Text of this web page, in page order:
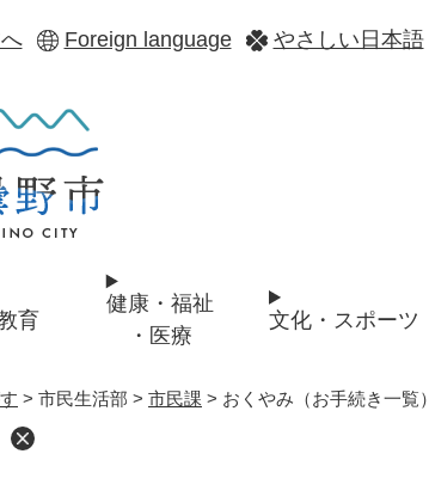
Foreign language やさしい日本語
育
健康・福祉
・医療
文化・スポーツ
> 市民生活部 > 市民課 > おくやみ（お手続き一覧）